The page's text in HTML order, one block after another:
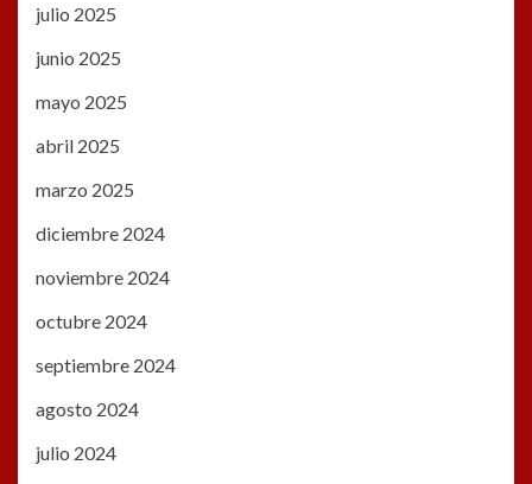
julio 2025
junio 2025
mayo 2025
abril 2025
marzo 2025
diciembre 2024
noviembre 2024
octubre 2024
septiembre 2024
agosto 2024
julio 2024